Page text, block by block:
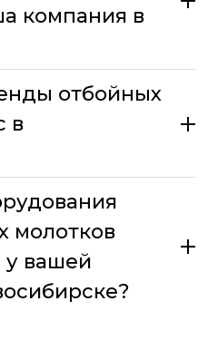
компания в
отбойных
в
молотков
у вашей